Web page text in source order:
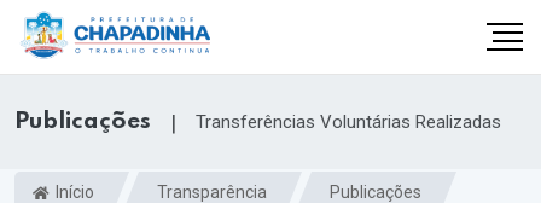
Publicações | Transferências Voluntárias Realizadas
Início Transparência Publicações